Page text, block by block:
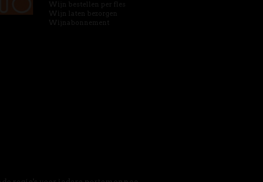
Wijn bestellen per fles
Wijn laten bezorgen
Wijnabonnement